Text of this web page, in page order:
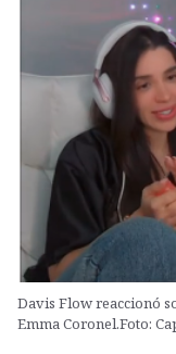
Davis Flow reaccionó
Emma Coronel.Foto: